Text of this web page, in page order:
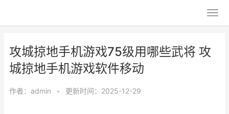
攻城掠地手机游戏75级用哪些武将 攻
城掠地手机游戏软件移动
作者： admin • 更新时间：2025-12-29